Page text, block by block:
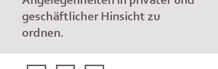
geschäftlicher Hinsicht zu
ordnen.